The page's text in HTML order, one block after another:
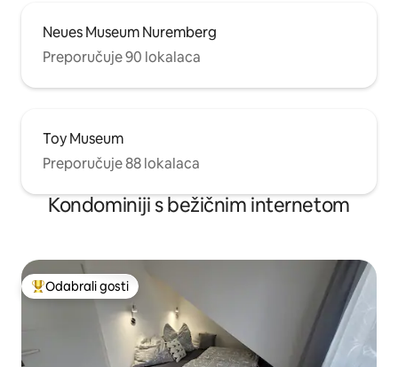
Neues Museum Nuremberg
Preporučuje 90 lokalaca
Toy Museum
Preporučuje 88 lokalaca
Kondominiji s bežičnim internetom
Među najviše rangiranima s oznakom „Odabrali gosti”
Odabrali gosti